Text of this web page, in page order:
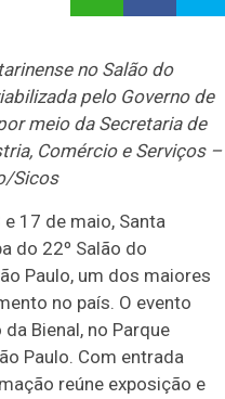
no Salão do
pelo Governo de
meio da Secretaria de
Comércio e Serviços –
Sicos
17 de maio, Santa
do 22º Salão do
Paulo, um dos maiores
no país. O evento
Bienal, no Parque
Paulo. Com entrada
reúne exposição e